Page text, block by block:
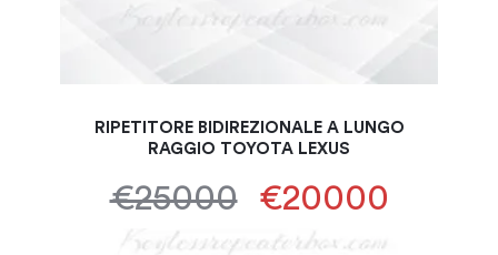
RIPETITORE BIDIREZIONALE A LUNGO
RAGGIO TOYOTA LEXUS
€25000 €20000